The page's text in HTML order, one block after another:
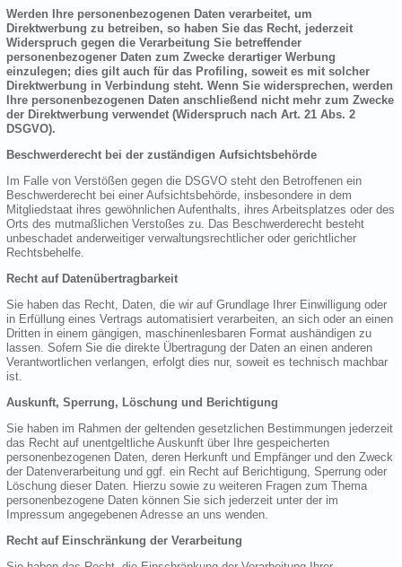
Werden Ihre personenbezogenen Daten verarbeitet, um
Direktwerbung zu betreiben, so haben Sie das Recht, jederzeit
Widerspruch gegen die Verarbeitung Sie betreffender
personenbezogener Daten zum Zwecke derartiger Werbung
einzulegen; dies gilt auch für das Profiling, soweit es mit solcher
Direktwerbung in Verbindung steht. Wenn Sie widersprechen, werden
Ihre personenbezogenen Daten anschließend nicht mehr zum Zwecke
der Direktwerbung verwendet (Widerspruch nach Art. 21 Abs. 2
DSGVO).
Beschwerderecht bei der zuständigen Aufsichtsbehörde
Im Falle von Verstößen gegen die DSGVO steht den Betroffenen ein
Beschwerderecht bei einer Aufsichtsbehörde, insbesondere in dem
Mitgliedstaat ihres gewöhnlichen Aufenthalts, ihres Arbeitsplatzes oder des
Orts des mutmaßlichen Verstoßes zu. Das Beschwerderecht besteht
unbeschadet anderweitiger verwaltungsrechtlicher oder gerichtlicher
Rechtsbehelfe.
Recht auf Datenübertragbarkeit
Sie haben das Recht, Daten, die wir auf Grundlage Ihrer Einwilligung oder
in Erfüllung eines Vertrags automatisiert verarbeiten, an sich oder an einen
Dritten in einem gängigen, maschinenlesbaren Format aushändigen zu
lassen. Sofern Sie die direkte Übertragung der Daten an einen anderen
Verantwortlichen verlangen, erfolgt dies nur, soweit es technisch machbar
ist.
Auskunft, Sperrung, Löschung und Berichtigung
Sie haben im Rahmen der geltenden gesetzlichen Bestimmungen jederzeit
das Recht auf unentgeltliche Auskunft über Ihre gespeicherten
personenbezogenen Daten, deren Herkunft und Empfänger und den Zweck
der Datenverarbeitung und ggf. ein Recht auf Berichtigung, Sperrung oder
Löschung dieser Daten. Hierzu sowie zu weiteren Fragen zum Thema
personenbezogene Daten können Sie sich jederzeit unter der im
Impressum angegebenen Adresse an uns wenden.
Recht auf Einschränkung der Verarbeitung